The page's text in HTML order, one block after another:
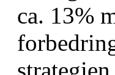
ca. 13%